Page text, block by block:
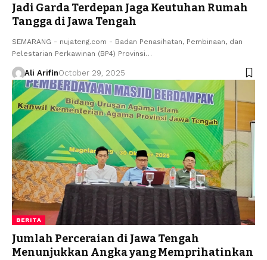
Jadi Garda Terdepan Jaga Keutuhan Rumah
Tangga di Jawa Tengah
SEMARANG - nujateng.com - Badan Penasihatan, Pembinaan, dan
Pelestarian Perkawinan (BP4) Provinsi…
Ali ArifinOctober 29, 2025
BERITA
Jumlah Perceraian di Jawa Tengah
Menunjukkan Angka yang Memprihatinkan